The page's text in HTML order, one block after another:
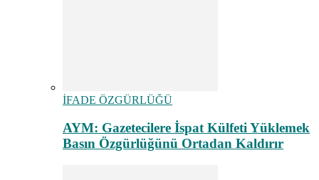
İFADE ÖZGÜRLÜĞÜ
AYM: Gazetecilere İspat Külfeti Yüklemek
Basın Özgürlüğünü Ortadan Kaldırır